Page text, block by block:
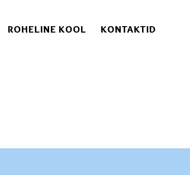
ROHELINE KOOL KONTAKTID